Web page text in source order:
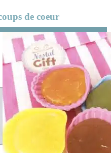
de coeur